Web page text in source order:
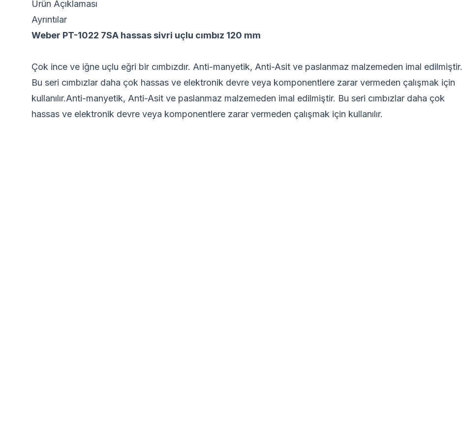
Ürün Açıklaması
Ayrıntılar
Weber PT-1022 7SA hassas sivri uçlu cımbız 120 mm
Çok ince ve iğne uçlu eğri bir cımbızdır. Anti-manyetik, Anti-Asit ve paslanmaz malzemeden imal edilmiştir.
Bu seri cımbızlar daha çok hassas ve elektronik devre veya komponentlere zarar vermeden çalışmak için
kullanılır.Anti-manyetik, Anti-Asit ve paslanmaz malzemeden imal edilmiştir. Bu seri cımbızlar daha çok
hassas ve elektronik devre veya komponentlere zarar vermeden çalışmak için kullanılır.